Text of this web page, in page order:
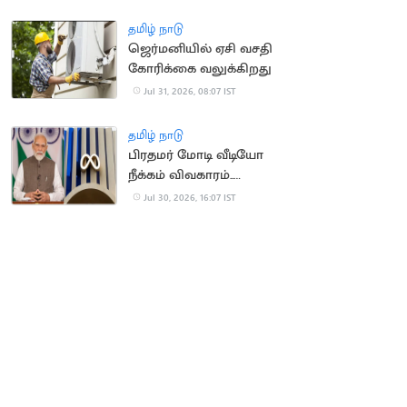
தமிழ் நாடு
ஜெர்மனியில் ஏசி வசதி
கோரிக்கை வலுக்கிறது
Jul 31, 2026, 08:07 IST
தமிழ் நாடு
பிரதமர் மோடி வீடியோ
நீக்கம் விவகாரம்..
மெட்டாவுக்கு மீண்டும்
Jul 30, 2026, 16:07 IST